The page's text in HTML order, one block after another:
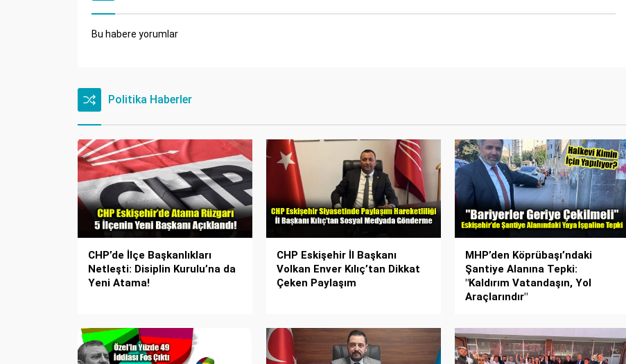
Bu habere yorumlar
Politika Haberler
CHP’de İlçe Başkanlıkları
Netleşti: Disiplin Kurulu’na da
Yeni Atama!
CHP Eskişehir İl Başkanı
Volkan Enver Kılıç’tan Dikkat
Çeken Paylaşım
MHP’den Köprübaşı’ndaki
Şantiye Alanına Tepki:
"Kaldırım Vatandaşın, Yol
Araçlarındır"